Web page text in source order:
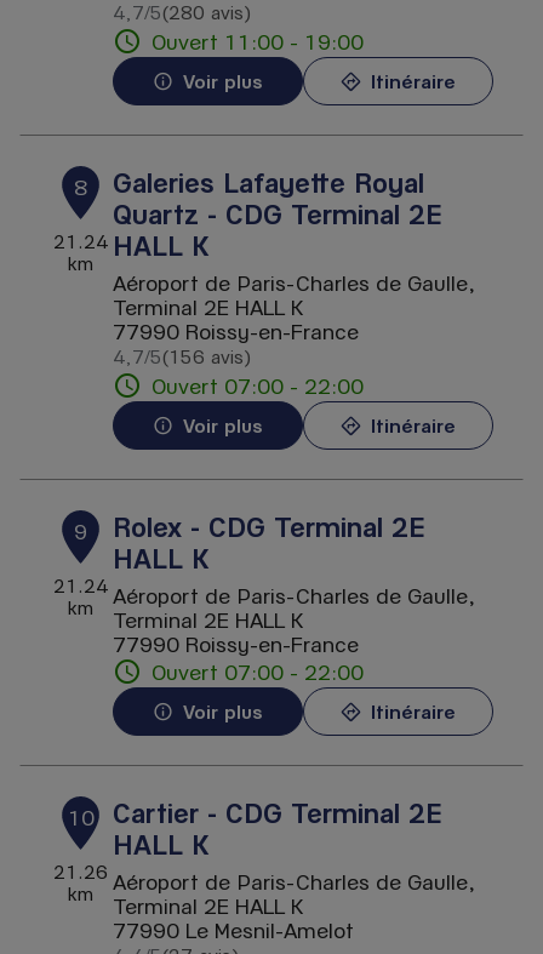
4,7/5 Note de 4.7 sur 5
(280 avis)
Ouvert 11:00 - 19:00
Voir plus Itinéraire
8
21.24
km
Galeries Lafayette Royal
Quartz - CDG Terminal 2E
HALL K
Aéroport de Paris-Charles de Gaulle,
Terminal 2E HALL K
77990 Roissy-en-France
4,7/5 Note de 4.7 sur 5
(156 avis)
Ouvert 07:00 - 22:00
Voir plus Itinéraire
9
21.24
km
Rolex - CDG Terminal 2E
HALL K
Aéroport de Paris-Charles de Gaulle,
Terminal 2E HALL K
77990 Roissy-en-France
Ouvert 07:00 - 22:00
Voir plus Itinéraire
10
21.26
km
Cartier - CDG Terminal 2E
HALL K
Aéroport de Paris-Charles de Gaulle,
Terminal 2E HALL K
77990 Le Mesnil-Amelot